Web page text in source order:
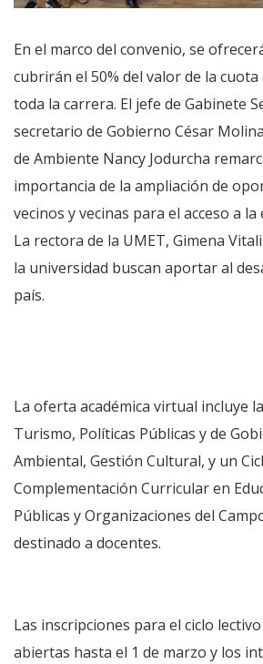
En el marco del convenio, se
cubrirán el 50% del valor de la
toda la carrera. El jefe de Gabinete
secretario de Gobierno César
de Ambiente Nancy Jodurcha
importancia de la ampliación de
vecinos y vecinas para el acceso a
La rectora de la UMET, Gimena
la universidad buscan aportar al
país.
La oferta académica virtual incluye
Turismo, Políticas Públicas y de
Ambiental, Gestión Cultural, y un
Complementación Curricular en
Públicas y Organizaciones del
destinado a docentes.
Las inscripciones para el ciclo
abiertas hasta el 1 de marzo y los